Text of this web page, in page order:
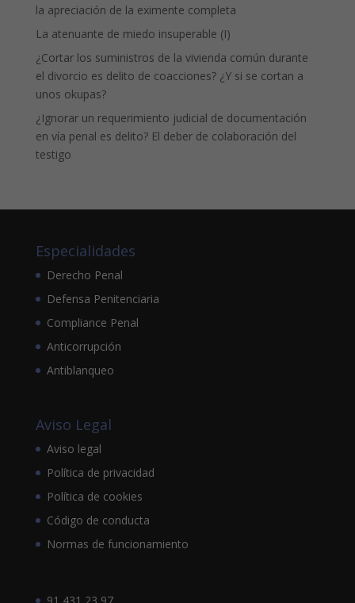
la apreciación de la eximente completa
La atenuante de miedo insuperable (I)
¿Cortar los suministros de la vivienda común durante
el divorcio es delito de coacciones? ¿Y si se cortan a
unos okupas?
¿Ignorar un requerimiento judicial de documentación
en vía penal es delito? El deber de colaboración del
testigo
Especialidades
Derecho Penal
Defensa Penitenciaria
Compliance Penal
Anticorrupción
Antiblanqueo
Aviso Legal
Aviso legal
Política de privacidad
Política de cookies
Código de conducta
Normas de funcionamiento